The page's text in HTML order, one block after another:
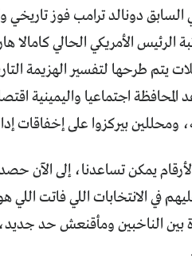
السابق دونالد ترامب فوز
الرئيس الأمريكي الحالي كامالا
يتم طرحها لتفسير الهزيمة
اجتماعيا واليمينية
ومحللين بيركزوا على إخفاقات
عليهم في الانتخابات اللي فاتت
الناخبين ومأقنعش حد جديد،